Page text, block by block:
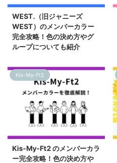
WEST.（旧ジャニーズ
WEST）のメンバーカラー
完全攻略！色の決め方やグ
ループについても紹介
Kis-My-Ft2
Kis-My-Ft2 のメンバーカラ
ー完全攻略！色の決め方や